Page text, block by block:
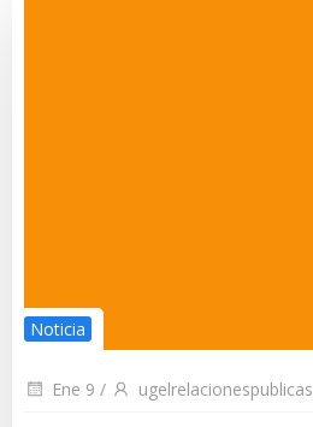
Noticia
Ene 9 / ugelrelacionespublicas